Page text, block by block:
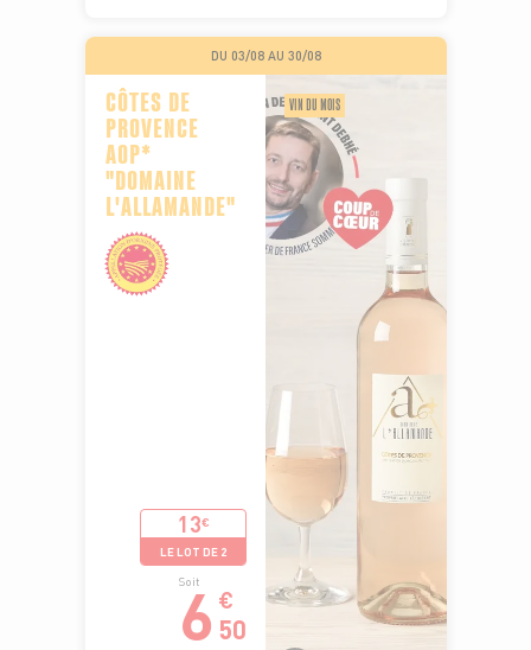
DU 03/08 AU 30/08
CÔTES DE
PROVENCE
AOP*
"DOMAINE
L'ALLAMANDE"
13€
LE LOT DE 2
Soit
6 €
50
VIN DU MOIS